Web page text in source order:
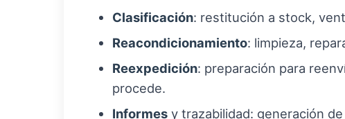
Clasificación: restitución a stock,
Reacondicionamiento: limpieza,
Reexpedición: preparación para
procede.
Informes y trazabilidad: generación